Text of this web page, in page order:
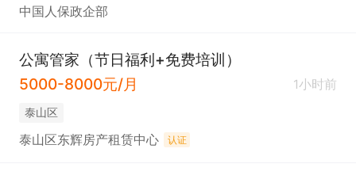
中国人保政企部
公寓管家（节日福利+免费培训）
5000-8000元/月
1小时前
泰山区
泰山区东辉房产租赁中心 认证